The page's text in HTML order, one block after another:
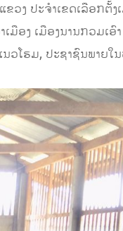
ງ ປະ​ຈຳ​ເຂດ​ເລືອກ​ຕັ້ງ​
ມືອງ ​ເມືອງ​ນານກວມ​ເອົາ
ວ​ໂຮມ, ​ປະ​ຊາ​ຊົນ​ພາຍ​ໃ